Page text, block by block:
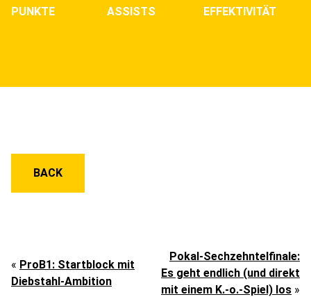
PUNKTE
ASSISTS
EFFEKTIVITÄT
BACK
« ProB1: Startblock mit
Diebstahl-Ambition
Pokal-Sechzehntelfinale:
Es geht endlich (und direkt
mit einem K.-o.-Spiel) los »